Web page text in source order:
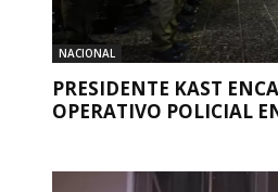
NACIONAL
PRESIDENTE KAST
OPERATIVO POLICIAL